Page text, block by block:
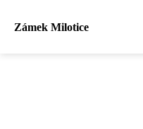
Zámek Milotice